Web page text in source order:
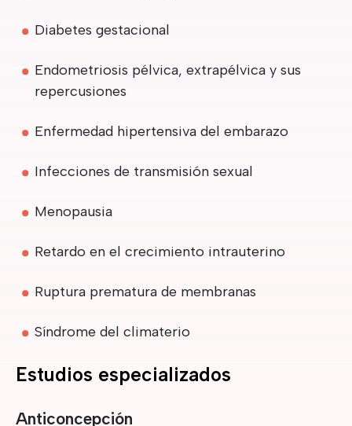
Diabetes gestacional
Endometriosis pélvica, extrapélvica y sus
repercusiones
Enfermedad hipertensiva del embarazo
Infecciones de transmisión sexual
Menopausia
Retardo en el crecimiento intrauterino
Ruptura prematura de membranas
Síndrome del climaterio
Estudios especializados
Anticoncepción